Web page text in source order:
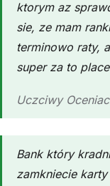
ktorym az
sie, ze mam
terminowo raty,
super za to
Uczciwy
Bank który
zamkniecie